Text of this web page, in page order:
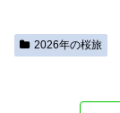
2026年の桜旅